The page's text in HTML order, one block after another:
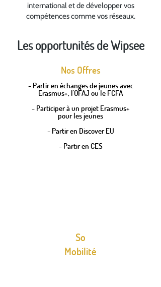
international et de développer vos
compétences comme vos réseaux.
Les opportunités de Wipsee
Nos Offres
- Partir en échanges de jeunes avec
Erasmus+, l'OFAJ ou le FCFA
- Participer à un projet Erasmus+
pour les jeunes
- Partir en Discover EU
- Partir en CES
So
Mobilité